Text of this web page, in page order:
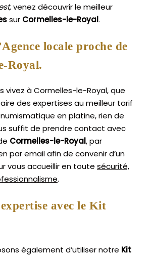
, venez découvrir le meilleur
sur Cormelles-le-Royal.
locale proche de
Royal.
vivez à Cormelles-le-Royal, que
des expertises au meilleur tarif
en platine, rien de
suffit de prendre contact avec
Cormelles-le-Royal, par
par email afin de convenir d’un
vous accueillir en toute sécurité,
.
avec le Kit
également d’utiliser notre Kit